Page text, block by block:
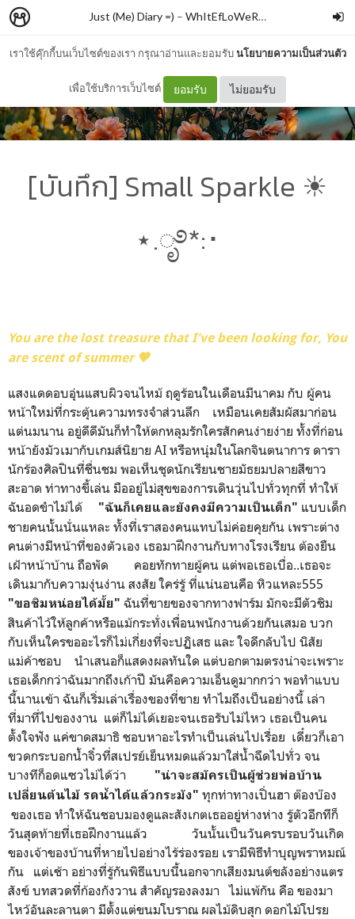
เราใช้คุ๊กกี้บนเว็บไซต์ของเรา กรุณาอ่านและยอมรับนโยบายความเป็นส่วนตัว
เพื่อใช้บริการเว็บไซต์ ยอมรับ ไม่ยอมรับ
Just (Me) Diary =) – WhItEfLoWeR ☮
[บันทึก] Small Sparkle ☀︎
⋆.ೃ࿔*:･
You are the lost treasure that I've been looking for, You
are scent of summer 🧡
แสงแดดอบอุ่นแสบผิวจนไหม้ ฤดูร้อนในเดือนมีนาคม กับ ผู้คน
หน้าใหม่ที่กระตุ้นความทรงจำส่วนลึก เหมือนเคยสัมผัสมาก่อน
แต่นมนาน อยู่ดีดีมันก็ทำให้ตกหลุมรักใครสักคนง่ายง่าย ทั้งที่ก่อน
หน้ายังมัวเมากับเกมส์นิยาย AI หรือหนุ่มในโลกจินตนาการ ดารา
นักร้องศิลปินที่ชื่นชม พอเห็นชุดนักเรียนชายมัธยมปลายสีขาว
สะอาด ท่าทางขี้เล่น มืออยู่ไม่สุขของการเดินวุ่นไปทั่วทุกที่ ทำให้
ฉันอดขำไม่ได้ "ฉันก็เคยและยังคงมีความเป็นเด็ก" แบบเด็ก
ชายคนนั้นนั่นแหละ ทั้งที่เราสองคนแทบไม่ค่อยคุยกัน เพราะต่าง
คนต่างมีหน้าที่ของตัวเอง เธอมาฝึกงานกับทางโรงเรียน ต้องยืน
เฝ้าหน้าบ้าน ถือพัด คอยทักทายผู้คน แต่พอเธอเบื่อ..เธอจะ
เดินมากับความงุ่นง่าน สงสัย ใคร่รู้ ที่แน่นอนคือ หิวแหละ555
"ขอชิมหน่อยได้มั้ย" ฉันที่ขายของจากทางฟาร์ม มักจะมีตัวชิม
สินค้าไว้ให้ลูกค้าหรือแม้กระทั่งเพื่อนพนักงานด้วยกันเสมอ บวก
กับเห็นใครขออะไรก็ไม่เกี่ยงที่จะปฏิเสธ และ ใจดีกลับไป นิสัย
แม่ค้าชอบ นำเสนอก็แสดงผลทันใด แต่บอกตามตรงน่าจะเพราะ
เธอเด็กกว่าฉันมากถึงเก้าปี มันคือความเอ็นดูมากกว่า พอทำแบบ
นี้นานเข้า ฉันก็เริ่มเล่าเรื่องของที่ขาย ทำไมถึงเป็นอย่างนี้ เล่า
ที่มาที่ไปของงาน แต่ก็ไม่ได้เยอะจนเธอรับไม่ไหว เธอเป็นคน
ตั้งใจฟัง แค่ขาดสมาธิ ชอบหาอะไรทำเป็นเล่นไปเรื่อย เดี๋ยวก็เอา
ขวดกระบอกน้ำจิ๋วที่สเปรย์เย็นหมดแล้วมาใส่น้ำฉีดไปทั่ว จน
บางทีก็อดแซวไม่ได้ว่า "น่าจะสมัครเป็นผู้ช่วยพ่อบ้าน
เปลี่ยนต้นไม้ รดน้ำได้แล้วกระมัง" ทุกท่าทางเปิ่นฮา ต๊องบ๊อง
ของเธอ ทำให้ฉันชอบมองดูและสังเกตเธออยู่ห่างห่าง รู้ตัวอีกทีก็
วันสุดท้ายที่เธอฝึกงานแล้ว วันนั้นเป็นวันครบรอบวันเกิด
ของเจ้าของบ้านที่หายไปอย่างไร้ร่องรอย เรามีพิธีทำบุญพราหมณ์
กัน แต่เช้า อย่างที่รู้กันพิธีแบบนี้นอกจากเสียงมนต์ขลังอย่างแตร
สังข์ บทสวดที่ก้องกังวาน สำคัญรองลงมา ไม่แพ้กัน คือ ของมา
ไหว้อันละลานตา มีตั้งแต่ขนมโบราณ ผลไม้ดิบสุก ดอกไม้โปรย